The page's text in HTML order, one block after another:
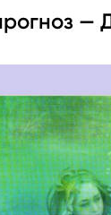
—